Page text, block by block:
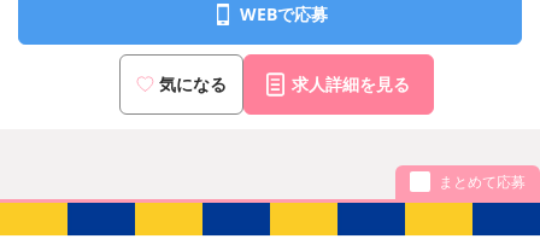
WEBで応募
気になる 求人詳細を見る
まとめて応募